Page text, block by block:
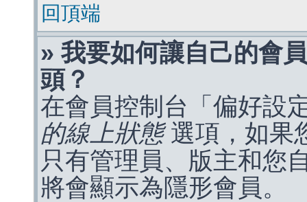
回頂端
» 我要如何讓自己的會
頭？
在會員控制台「偏好設
的線上狀態選項，如果
只有管理員、版主和您
將會顯示為隱形會員。